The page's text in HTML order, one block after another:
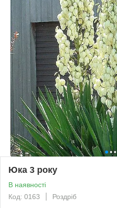
Юка 3 року
В наявності
Код: 0163
Роздріб